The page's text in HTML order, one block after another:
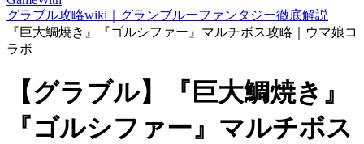
グラブル攻略wiki｜グランブルーファンタジー徹底解説
『巨大鯛焼き』『ゴルシファー』マルチボス攻略｜ウマ娘コ
ラボ
【グラブル】『巨大鯛焼き』
『ゴルシファー』マルチボス